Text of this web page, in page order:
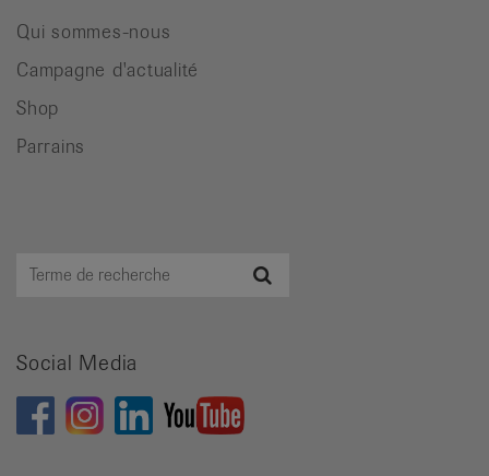
Qui sommes-nous
Campagne d'actualité
Shop
Parrains
Terme
Social Media